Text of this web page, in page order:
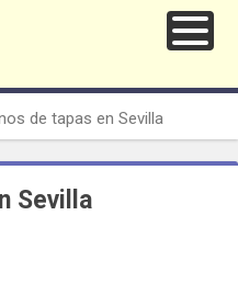
de tapas en Sevilla
Sevilla